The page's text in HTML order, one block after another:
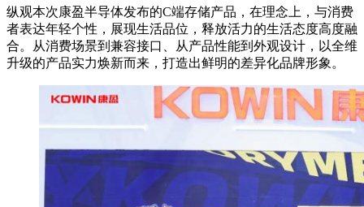
纵观本次康盈半导体发布的C端存储产品，在理念上，与消费
者表达年轻个性，展现生活品位，释放活力的生活态度高度融
合。从消费场景到兼容接口、从产品性能到外观设计，以全维
升级的产品实力焕新而来，打造出鲜明的差异化品牌形象。